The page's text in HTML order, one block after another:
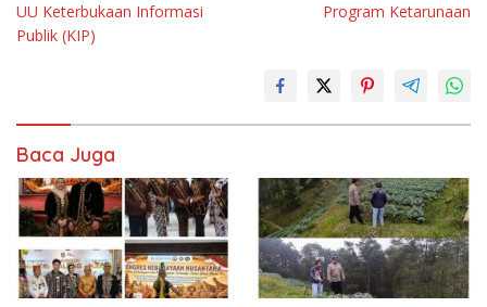
UU Keterbukaan Informasi
Publik (KIP)
Program Ketarunaan
Baca Juga